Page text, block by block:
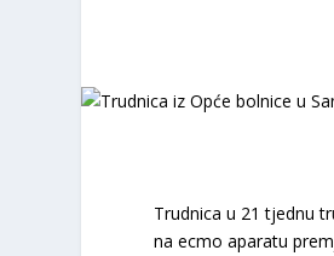
Trudnica u 21 tjednu
na ecmo aparatu